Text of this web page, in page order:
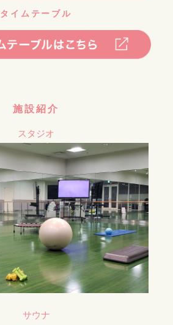
タイムテーブル
施設紹介
スタジオ
サウナ